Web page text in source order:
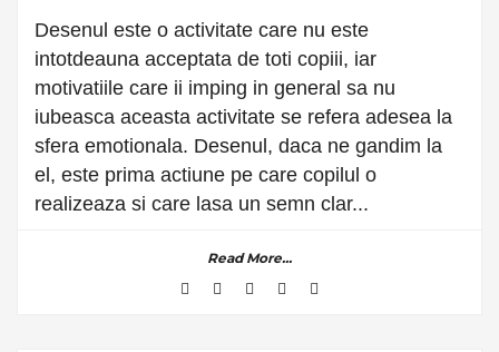
Desenul este o activitate care nu este
intotdeauna acceptata de toti copiii, iar
motivatiile care ii imping in general sa nu
iubeasca aceasta activitate se refera adesea la
sfera emotionala. Desenul, daca ne gandim la
el, este prima actiune pe care copilul o
realizeaza si care lasa un semn clar...
Read More...